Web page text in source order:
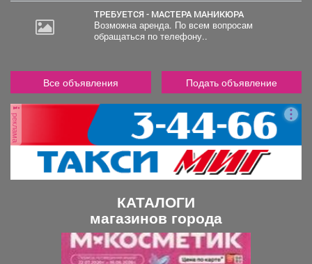
ТРЕБУЕТСЯ - МАСТЕРА МАНИКЮРА
Возможна аренда. По всем вопросам
обращаться по телефону..
Все объявления Подать объявление
реклама
КАТАЛОГИ
магазинов города